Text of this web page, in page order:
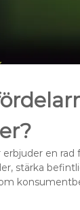
en rad
stärka